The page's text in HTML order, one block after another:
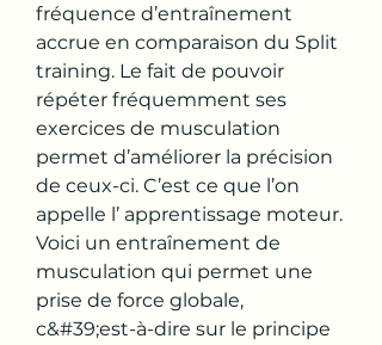
fréquence d’entraînement
accrue en comparaison du Split
training. Le fait de pouvoir
répéter fréquemment ses
exercices de musculation
permet d’améliorer la précision
de ceux-ci. C’est ce que l’on
appelle l’ apprentissage moteur.
Voici un entraînement de
musculation qui permet une
prise de force globale,
c&#39;est-à-dire sur le principe